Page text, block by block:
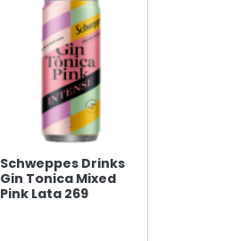
Schweppes Drinks
Gin Tonica Mixed
Pink Lata 269